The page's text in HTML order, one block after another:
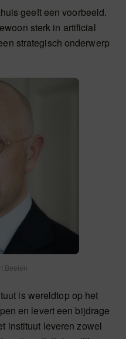
geeft een voorbeeld.
sterk in artificial
strategisch onderwerp
Beelen
is wereldtop op het
en levert een bijdrage
instituut leveren zowel